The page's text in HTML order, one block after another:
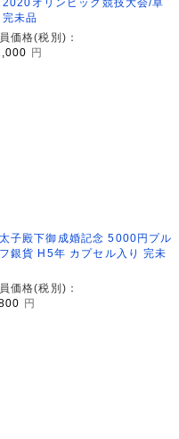
完未品
価格(税別)：
円
子殿下御成婚記念 5000円プル
銀貨 H5年 カプセル入り 完未
価格(税別)：
円